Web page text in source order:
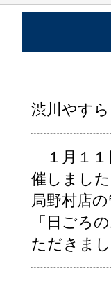
渋川やす
１月１１
催しまし
局野村店
「日ごろ
ただきま